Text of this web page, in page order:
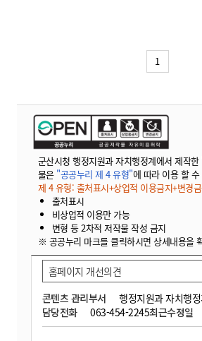
1
군산시청 행정지원과 자치행정계에서 제작한
물은 "공공누리 제 4 유형"에 따라 이용 할
제 4 유형: 출처표시+상업적 이용금지+변경
출처표시
비상업적 이용만 가능
변형 등 2차적 저작물 작성 금지
※ 공공누리 마크를 클릭하시면 상세내용을
콘텐츠 관리부서
행정지원과 자치행
담당전화
063-454-2245최근수정일
홈페이지 개선의견